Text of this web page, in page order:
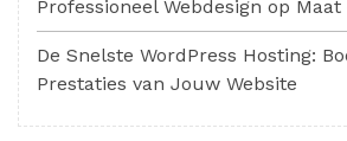
Professioneel Webdesign op
De Snelste WordPress Hosting:
Prestaties van Jouw Website